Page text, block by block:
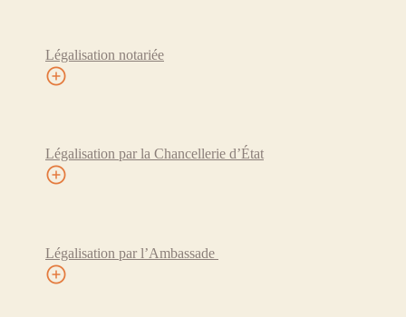
Légalisation notariée
Légalisation par la Chancellerie d’État
Légalisation par l’Ambassade